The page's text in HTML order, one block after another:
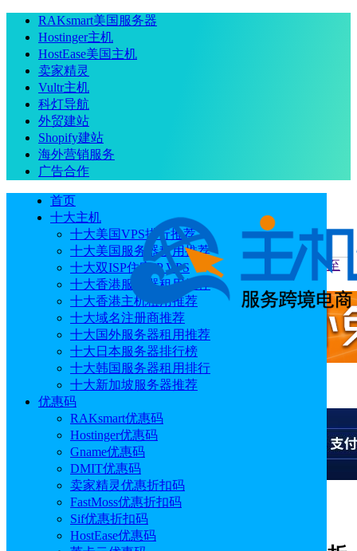
RAKsmart美国服务器
Hostinger主机
HostEase美国主机
卖家精灵
Vultr主机
科灯导航
外贸建站
Shopify建站
海外营销服务
广告合作
首页
十大主机
十大美国VPS排行推荐
十大美国服务器租用推荐
十大双ISP住宅IP VPS
十大香港服务器租用推荐
十大香港主机租用推荐
十大域名注册商推荐
十大国外服务器租用推荐
十大日本服务器排行榜
十大韩国服务器租用排行
十大新加坡服务器推荐
优惠码
RAKsmart优惠码
Hostinger优惠码
Gname优惠码
DMIT优惠码
卖家精灵优惠折扣码
FastMoss优惠折扣码
Sif优惠折扣码
HostEase优惠码
当前位置：首页 优惠码 UCloud美国云服务器特惠 全场低至
1.1折起 洛杉矶云服务器轻量低至57元/年